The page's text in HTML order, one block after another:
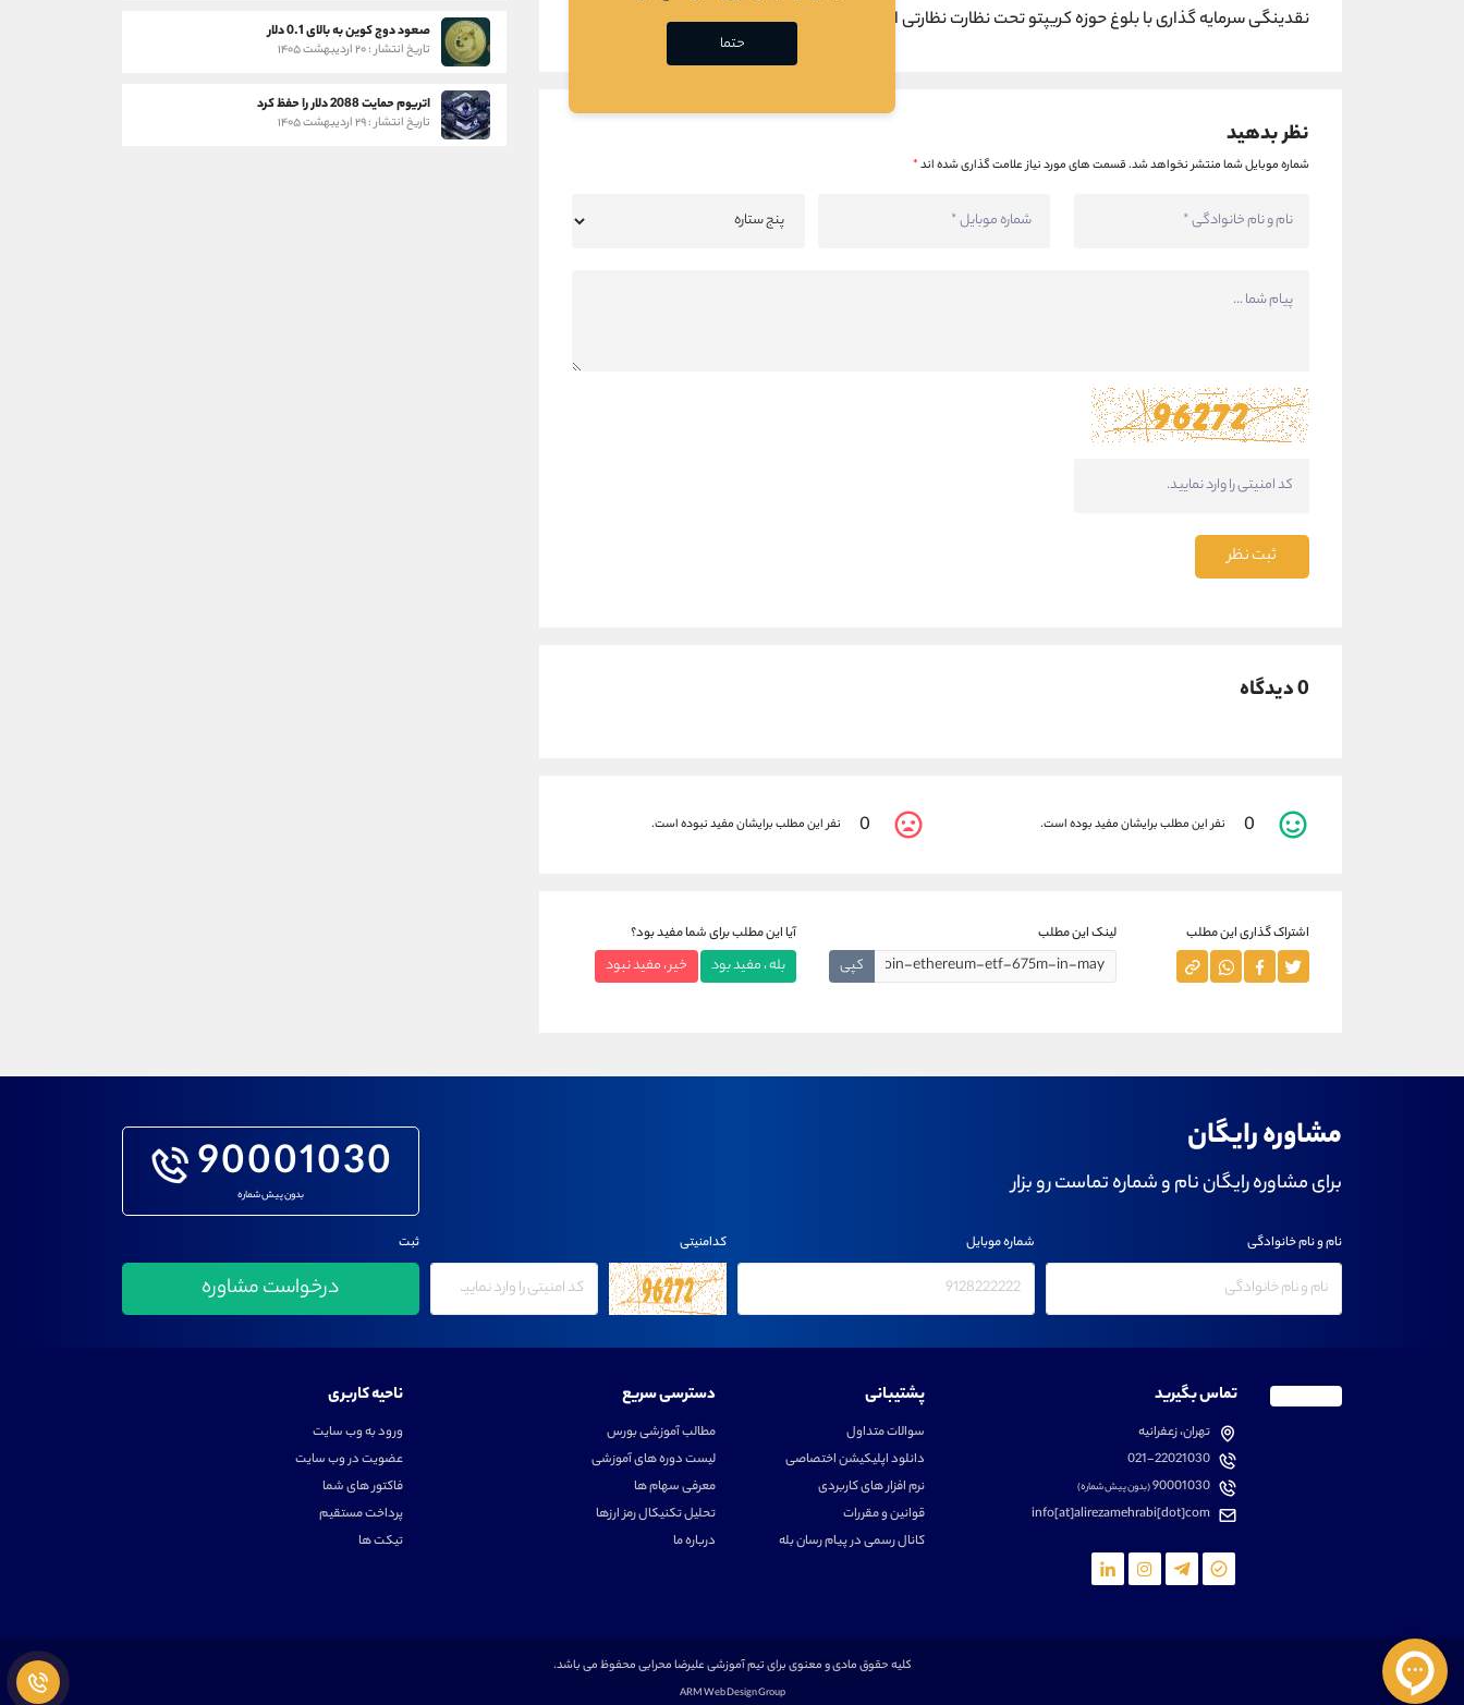
نقدینگی سرمایه گذاری با بلوغ حوزه کریپتو تحت نظارت نظارتی است.
نظر بدهید
شماره موبایل شما منتشر نخواهد شد.قسمت های مورد نیاز علامت گذاری شده اند*
ثبت نظر
0 دیدگاه
0 نفر این مطلب برایشان مفید بوده است. 0 نفر این مطلب برایشان مفید نبوده است.
اشتراک گذاری این مطلب لینک این مطلب
کپی
آیا این مطلب برای شما مفید بود؟
بله ، مفید بود خیر ، مفید نبود
صعود دوج کوین به بالای 0.1 دلار
تاریخ انتشار : ۲۰ اردیبهشت ۱۴۰۵
اتریوم حمایت 2088 دلار را حفظ کرد
تاریخ انتشار : ۲۹ اردیبهشت ۱۴۰۵
مشاوره رایگان
برای مشاوره رایگان نام و شماره تماست رو بزار 90001030
بدون پیش شماره
نام و نام خانوادگی شماره موبایل کدامنیتی ثبت
تماس بگیرید
تهران، زعفرانیه
021-22021030
90001030(بدون پیش شماره)
info[at]alirezamehrabi[dot]com
پشتیبانی
سوالات متداول
دانلود اپلیکیشن اختصاصی
نرم افزار های کاربردی
قوانین و مقررات
کانال رسمی در پیام رسان بله
دسترسی سریع
مطالب آموزشی بورس
لیست دوره های آموزشی
معرفی سهام ها
تحلیل تکنیکال رمز ارزها
درباره ما
ناحیه کاربری
ورود به وب سایت
عضویت در وب سایت
فاکتور های شما
پرداخت مستقیم
تیکت ها
کلیه حقوق مادی و معنوی برای تیم آموزشی علیرضا محرابی محفوظ می باشد.
ARM Web Design Group
حتما